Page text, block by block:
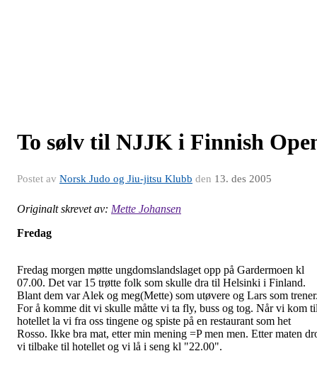
To sølv til NJJK i Finnish
Postet av Norsk Judo og Jiu-jitsu Klubb den 13. des 2005
Originalt skrevet av: Mette Johansen
Fredag
Fredag morgen møtte ungdomslandslaget opp på Gardermoen kl
07.00. Det var 15 trøtte folk som skulle dra til Helsinki i Finland.
Blant dem var Alek og meg(Mette) som utøvere og Lars som
For å komme dit vi skulle måtte vi ta fly, buss og tog. Når vi kom
hotellet la vi fra oss tingene og spiste på en restaurant som het
Rosso. Ikke bra mat, etter min mening =P men men. Etter maten
vi tilbake til hotellet og vi lå i seng kl "22.00".